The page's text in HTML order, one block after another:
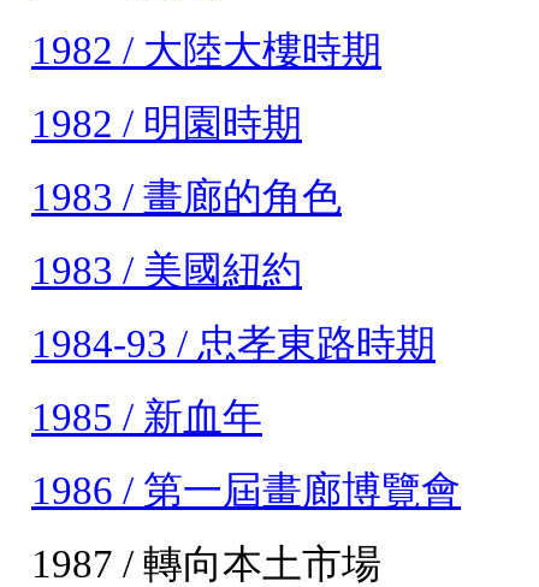
1982 / 大陸大樓時期
1982 / 明園時期
1983 / 畫廊的角色
1983 / 美國紐約
1984-93 / 忠孝東路時期
1985 / 新血年
1986 / 第一屆畫廊博覽會
1987 / 轉向本土市場